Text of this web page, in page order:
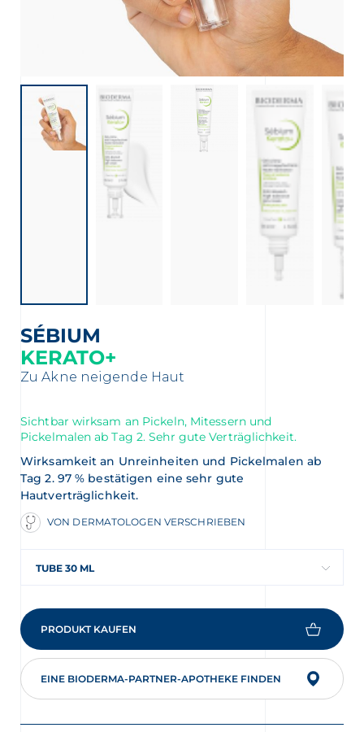
SÉBIUM
KERATO+
Zu Akne neigende Haut
Sichtbar wirksam an Pickeln, Mitessern und
Pickelmalen ab Tag 2. Sehr gute Verträglichkeit.
Wirksamkeit an Unreinheiten und Pickelmalen ab
Tag 2. 97 % bestätigen eine sehr gute
Hautverträglichkeit.
VON DERMATOLOGEN VERSCHRIEBEN
TUBE 30 ML
PRODUKT KAUFEN
EINE BIODERMA-PARTNER-APOTHEKE FINDEN